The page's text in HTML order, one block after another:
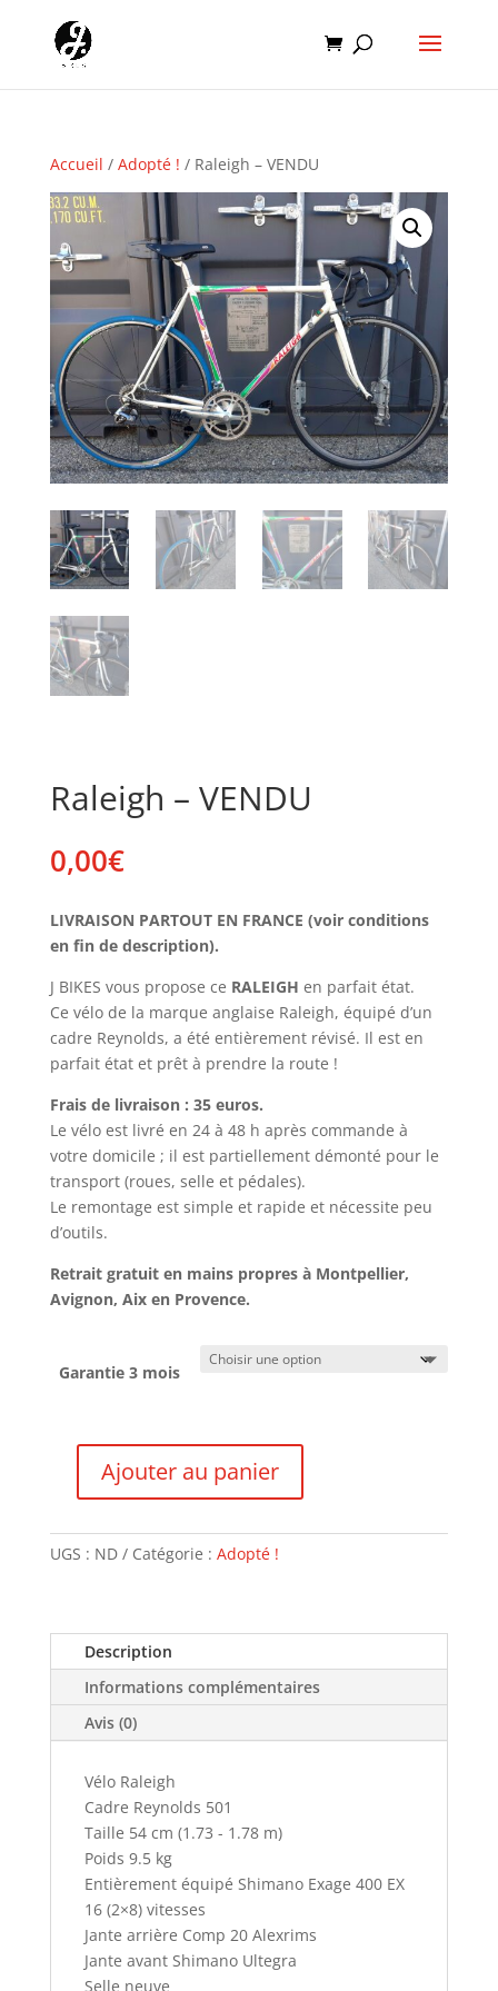
Accueil / Adopté ! / Raleigh – VENDU
Raleigh – VENDU
0,00€
LIVRAISON PARTOUT EN FRANCE (voir conditions
en fin de description).
J BIKES vous propose ce RALEIGH en parfait état.
Ce vélo de la marque anglaise Raleigh, équipé d’un
cadre Reynolds, a été entièrement révisé. Il est en
parfait état et prêt à prendre la route !
Frais de livraison : 35 euros.
Le vélo est livré en 24 à 48 h après commande à
votre domicile ; il est partiellement démonté pour le
transport (roues, selle et pédales).
Le remontage est simple et rapide et nécessite peu
d’outils.
Retrait gratuit en mains propres à Montpellier,
Avignon, Aix en Provence.
Garantie 3 mois
quantité
Raleigh
-
Ajouter au panier
UGS : ND Catégorie : Adopté !
Description
Informations complémentaires
Avis (0)
Vélo Raleigh
Cadre Reynolds 501
Taille 54 cm (1.73 - 1.78 m)
Poids 9.5 kg
Entièrement équipé Shimano Exage 400 EX
16 (2×8) vitesses
Jante arrière Comp 20 Alexrims
Jante avant Shimano Ultegra
Selle neuve